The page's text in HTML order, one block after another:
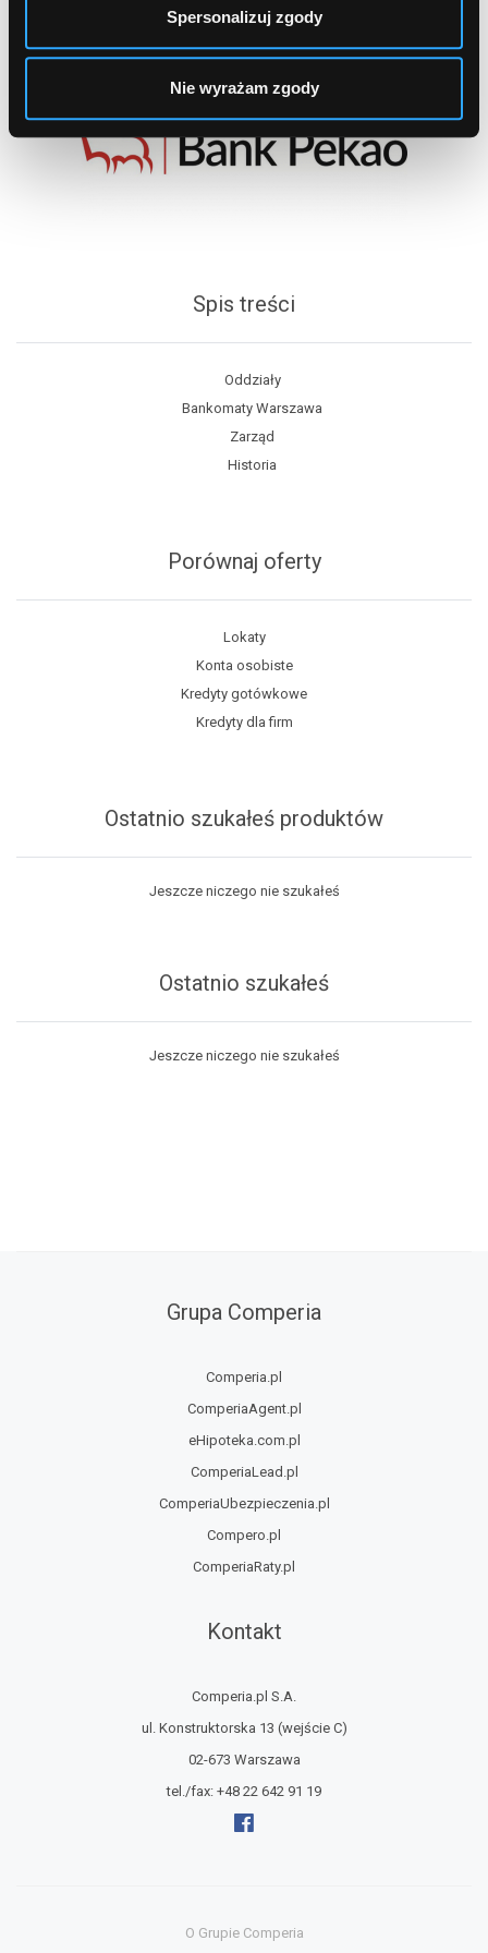
Spersonalizuj zgody
Nie wyrażam zgody
Spis treści
Oddziały
Bankomaty Warszawa
Zarząd
Historia
Porównaj oferty
Lokaty
Konta osobiste
Kredyty gotówkowe
Kredyty dla firm
Ostatnio szukałeś produktów
Jeszcze niczego nie szukałeś
Ostatnio szukałeś
Jeszcze niczego nie szukałeś
Grupa Comperia
Comperia.pl
ComperiaAgent.pl
eHipoteka.com.pl
ComperiaLead.pl
ComperiaUbezpieczenia.pl
Compero.pl
ComperiaRaty.pl
Kontakt
Comperia.pl S.A.
ul. Konstruktorska 13 (wejście C)
02-673 Warszawa
tel./fax: +48 22 642 91 19
O Grupie Comperia